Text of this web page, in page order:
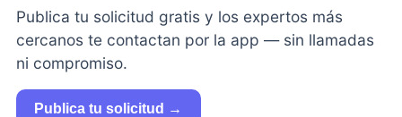
Publica tu solicitud gratis y los expertos más
cercanos te contactan por la app — sin llamadas
ni compromiso.
Publica tu solicitud →